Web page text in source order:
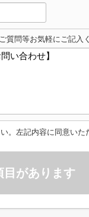
質問等お気軽にご記入
。左記内容に同意いた
目があります